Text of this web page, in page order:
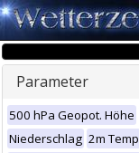
Parameter
500 hPa Geopot. Höhe
Niederschlag 2m Temp